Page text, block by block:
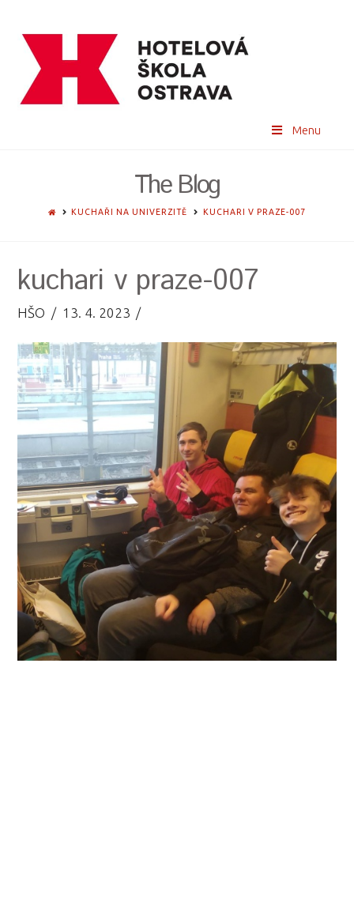
Menu
The Blog
HOMEKUCHAŘI NA UNIVERZITĚ KUCHARI V PRAZE-007
kuchari v praze-007
HŠO 13. 4. 2023